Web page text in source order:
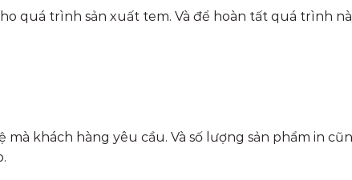
quá trình sản xuất tem. Và để hoàn tất quá trình
khách hàng yêu cầu. Và số lượng sản phẩm in